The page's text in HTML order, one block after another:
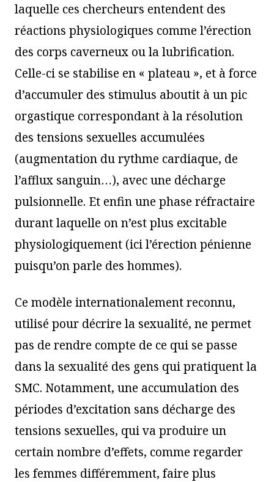
laquelle ces chercheurs entendent des
réactions physiologiques comme l’érection
des corps caverneux ou la lubrification.
Celle-ci se stabilise en « plateau », et à force
d’accumuler des stimulus aboutit à un pic
orgastique correspondant à la résolution
des tensions sexuelles accumulées
(augmentation du rythme cardiaque, de
l’afflux sanguin…), avec une décharge
pulsionnelle. Et enfin une phase réfractaire
durant laquelle on n’est plus excitable
physiologiquement (ici l’érection pénienne
puisqu’on parle des hommes).
Ce modèle internationalement reconnu,
utilisé pour décrire la sexualité, ne permet
pas de rendre compte de ce qui se passe
dans la sexualité des gens qui pratiquent la
SMC. Notamment, une accumulation des
périodes d’excitation sans décharge des
tensions sexuelles, qui va produire un
certain nombre d’effets, comme regarder
les femmes différemment, faire plus